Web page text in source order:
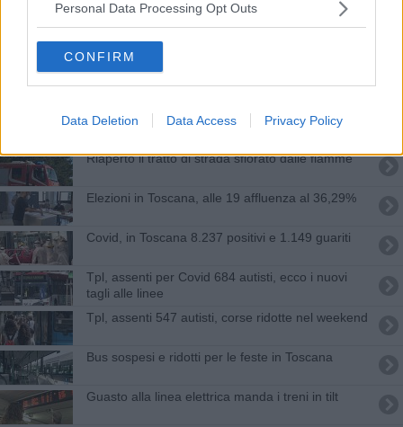
Personal Data Processing Opt Outs
CONFIRM
Data Deletion Data Access Privacy Policy
I problemi cronici dei pendolari
Crolla un albero sui cavi, statale paralizzata
Riaperto il tratto di strada sfiorato dalle fiamme
Elezioni in Toscana, alle 19 affluenza al 36,29%
Covid, in Toscana 8.237 positivi e 1.149 guariti
Tpl, assenti per Covid 684 autisti, ecco i nuovi
tagli alle linee
Tpl, assenti 547 autisti, corse ridotte nel weekend
Bus sospesi e ridotti per le feste in Toscana
Guasto alla linea elettrica manda i treni in tilt